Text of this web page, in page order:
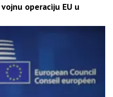
operaciju EU u